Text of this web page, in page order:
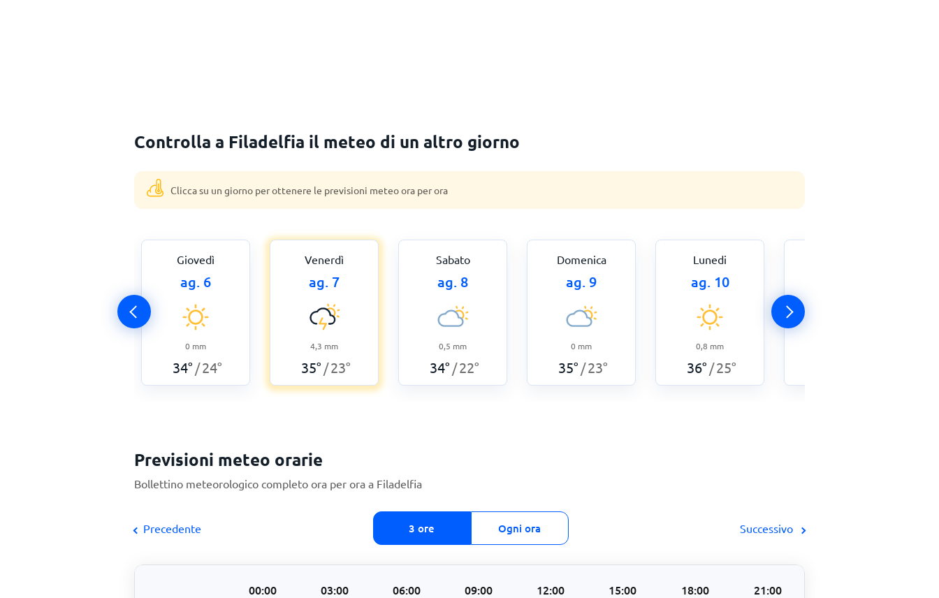
Controlla a Filadelfia il meteo di un altro giorno
Clicca su un giorno per ottenere le previsioni meteo ora per ora
Giovedì
ag. 6
0 mm
34° /24°
Venerdì
ag. 7
4,3 mm
35° /23°
Sabato
ag. 8
0,5 mm
34° /22°
Domenica
ag. 9
0 mm
35° /23°
Lunedi
ag. 10
0,8 mm
36° /25°
Previsioni meteo orarie
Bollettino meteorologico completo ora per ora a Filadelfia
Precedente 3 ore Ogni ora Successivo
00:00 03:00 06:00 09:00 12:00 15:00 18:00 21:00